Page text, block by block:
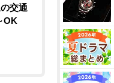
交通
OK